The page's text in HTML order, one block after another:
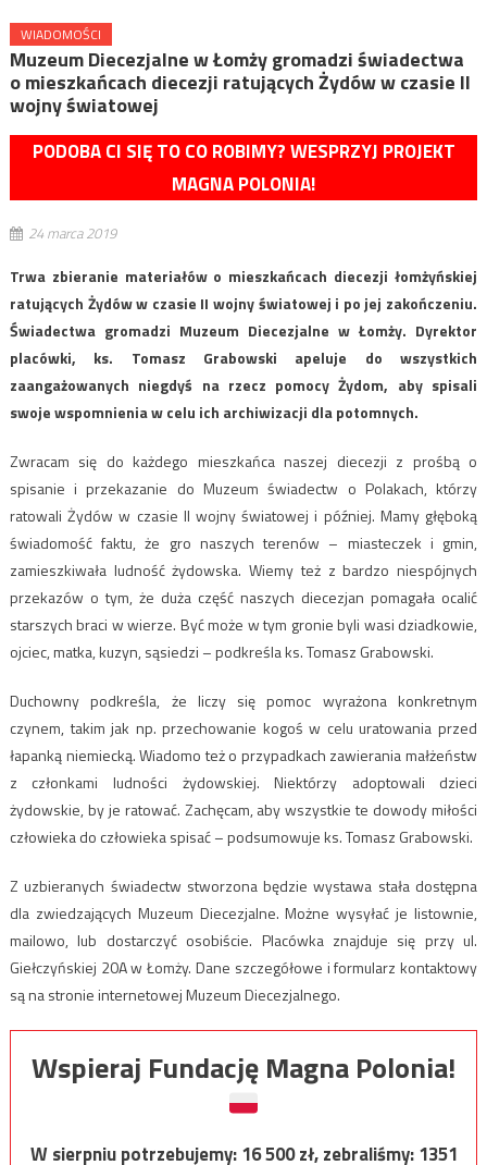
WIADOMOŚCI
Muzeum Diecezjalne w Łomży gromadzi świadectwa
o mieszkańcach diecezji ratujących Żydów w czasie II
wojny światowej
PODOBA CI SIĘ TO CO ROBIMY? WESPRZYJ PROJEKT
MAGNA POLONIA!
24 marca 2019
Trwa zbieranie materiałów o mieszkańcach diecezji łomżyńskiej
ratujących Żydów w czasie II wojny światowej i po jej zakończeniu.
Świadectwa gromadzi Muzeum Diecezjalne w Łomży. Dyrektor
placówki, ks. Tomasz Grabowski apeluje do wszystkich
zaangażowanych niegdyś na rzecz pomocy Żydom, aby spisali
swoje wspomnienia w celu ich archiwizacji dla potomnych.
Zwracam się do każdego mieszkańca naszej diecezji z prośbą o
spisanie i przekazanie do Muzeum świadectw o Polakach, którzy
ratowali Żydów w czasie II wojny światowej i później. Mamy głęboką
świadomość faktu, że gro naszych terenów – miasteczek i gmin,
zamieszkiwała ludność żydowska. Wiemy też z bardzo niespójnych
przekazów o tym, że duża część naszych diecezjan pomagała ocalić
starszych braci w wierze. Być może w tym gronie byli wasi dziadkowie,
ojciec, matka, kuzyn, sąsiedzi – podkreśla ks. Tomasz Grabowski.
Duchowny podkreśla, że liczy się pomoc wyrażona konkretnym
czynem, takim jak np. przechowanie kogoś w celu uratowania przed
łapanką niemiecką. Wiadomo też o przypadkach zawierania małżeństw
z członkami ludności żydowskiej. Niektórzy adoptowali dzieci
żydowskie, by je ratować. Zachęcam, aby wszystkie te dowody miłości
człowieka do człowieka spisać – podsumowuje ks. Tomasz Grabowski.
Z uzbieranych świadectw stworzona będzie wystawa stała dostępna
dla zwiedzających Muzeum Diecezjalne. Możne wysyłać je listownie,
mailowo, lub dostarczyć osobiście. Placówka znajduje się przy ul.
Giełczyńskiej 20A w Łomży. Dane szczegółowe i formularz kontaktowy
są na stronie internetowej Muzeum Diecezjalnego.
Wspieraj Fundację Magna Polonia!
W sierpniu potrzebujemy:16 500zł, zebraliśmy:1351